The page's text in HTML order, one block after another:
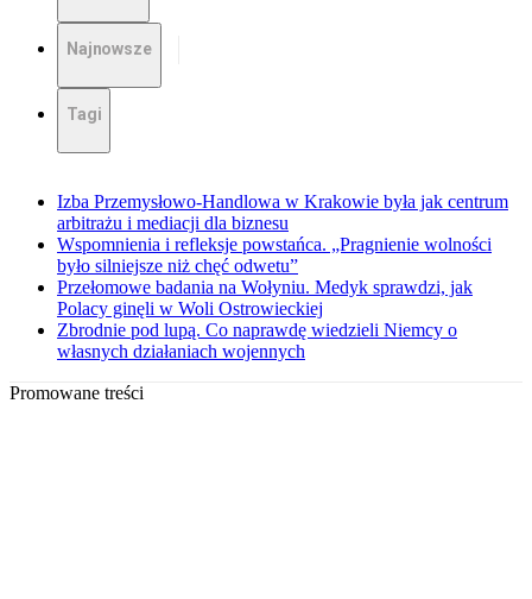
Najnowsze
Tagi
Izba Przemysłowo-Handlowa w Krakowie była jak centrum
arbitrażu i mediacji dla biznesu
Wspomnienia i refleksje powstańca. „Pragnienie wolności
było silniejsze niż chęć odwetu”
Przełomowe badania na Wołyniu. Medyk sprawdzi, jak
Polacy ginęli w Woli Ostrowieckiej
Zbrodnie pod lupą. Co naprawdę wiedzieli Niemcy o
własnych działaniach wojennych
Promowane treści